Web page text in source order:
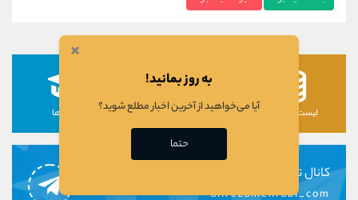
لیست رمزارزها لیست سهام ها دوره ها
کانال تلگرام
alirezamehrabi_com
×
به روز بمانید!
آیا می‌خواهید از آخرین اخبار مطلع شوید؟
حتما